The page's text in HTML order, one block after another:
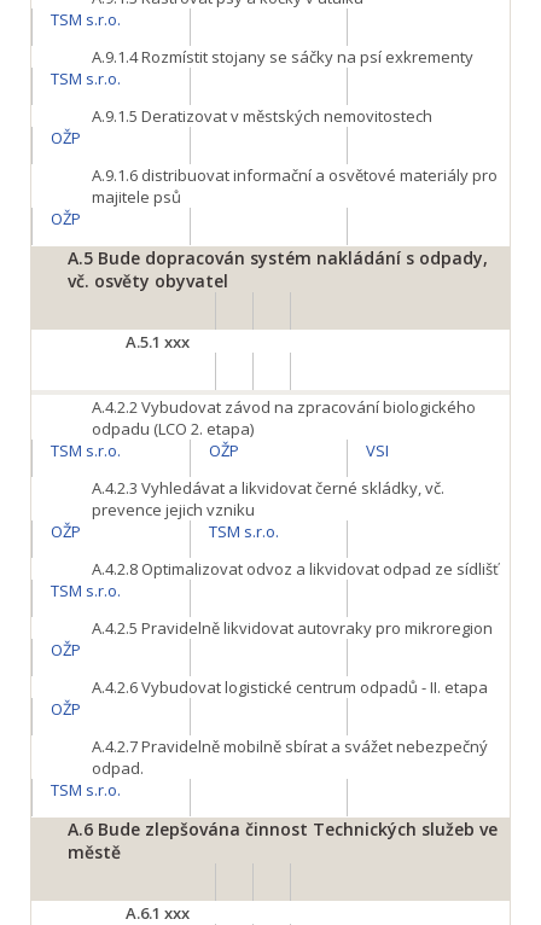
TSM s.r.o.
A.9.1.4Rozmístit stojany se sáčky na psí exkrementy
TSM s.r.o.
A.9.1.5 Deratizovat v městských nemovitostech
OŽP
A.9.1.6 distribuovat informační a osvětové materiály pro
majitele psů
OŽP
A.5 Bude dopracován systém nakládání s odpady,
vč. osvěty obyvatel
A.5.1 xxx
A.4.2.2Vybudovat závod na zpracování biologického
odpadu (LCO 2. etapa)
TSM s.r.o.
OŽP
VSI
A.4.2.3 Vyhledávat a likvidovat černé skládky, vč.
prevence jejich vzniku
OŽP
TSM s.r.o.
A.4.2.8 Optimalizovat odvoz a likvidovat odpad ze sídlišť
TSM s.r.o.
A.4.2.5 Pravidelně likvidovat autovraky pro mikroregion
OŽP
A.4.2.6Vybudovat logistické centrum odpadů - II. etapa
OŽP
A.4.2.7Pravidelně mobilně sbírat a svážet nebezpečný
odpad.
TSM s.r.o.
A.6 Bude zlepšována činnost Technických služeb ve
městě
A.6.1 xxx